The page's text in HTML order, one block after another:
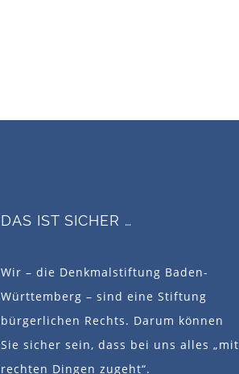
DAS IST SICHER …
Wir – die Denkmalstiftung Baden-
Württemberg – sind eine Stiftung
bürgerlichen Rechts. Darum können
Sie sicher sein, dass bei uns alles „mit
rechten Dingen zugeht“.